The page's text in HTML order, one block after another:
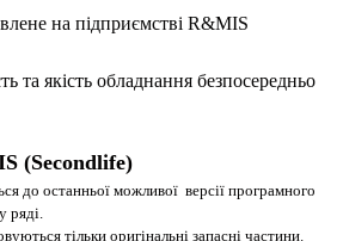
на підприємстві R&MIS
та якість обладнання безпосередньо
(Secondlife)
до останньої можливої версії програмного
ряді.
тільки оригінальні запасні частини.